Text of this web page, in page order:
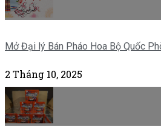
Mở Đại lý Bán Pháo Hoa Bộ Quốc
2 Tháng 10, 2025